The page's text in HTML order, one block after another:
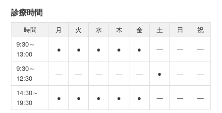
診療時間
時間 月 火 水 木 金 土 日
祝
9:30～
13:00
● ● ● ● ● ― ― ―
9:30～
12:30
― ― ― ― ― ● ― ―
14:30～
19:30
● ● ● ● ● ― ― ―